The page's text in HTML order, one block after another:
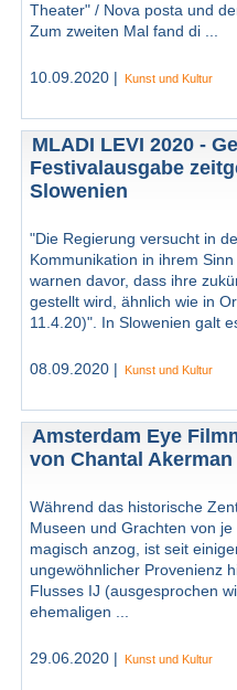
Theater" / Nova posta und
Zum zweiten Mal fand di ...
10.09.2020 | Kunst und Kultur
MLADI LEVI 2020 -
Festivalausgabe
Slowenien
"Die Regierung versucht in
Kommunikation in ihrem
warnen davor, dass ihre
gestellt wird, ähnlich wie in
11.4.20)". In Slowenien galt
08.09.2020 | Kunst und Kultur
Amsterdam Eye
von Chantal Akerman
Während das historische
Museen und Grachten von
magisch anzog, ist seit
ungewöhnlicher Provenienz
Flusses IJ (ausgesprochen
ehemaligen ...
29.06.2020 | Kunst und Kultur